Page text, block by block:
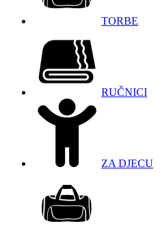
TORBE
RUČNICI
ZA DJECU